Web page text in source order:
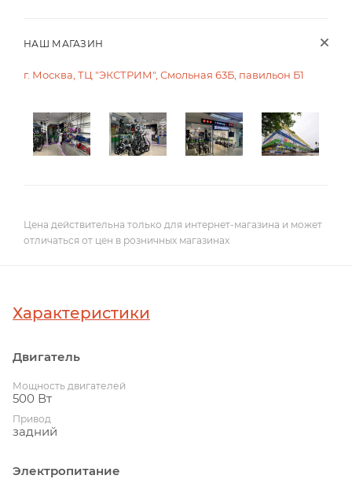
НАШ МАГАЗИН
г. Москва, ТЦ "ЭКСТРИМ", Смольная 63Б, павильон Б1
Цена действительна только для интернет-магазина и может
отличаться от цен в розничных магазинах
Характеристики
Двигатель
Мощность двигателей
500 Вт
Привод
задний
Электропитание